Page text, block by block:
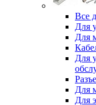
Все
Для
Для
Для
Для
Для